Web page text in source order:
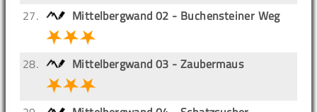
27. Mittelbergwand 02 - Buchensteiner Weg
28. Mittelbergwand 03 - Zaubermaus